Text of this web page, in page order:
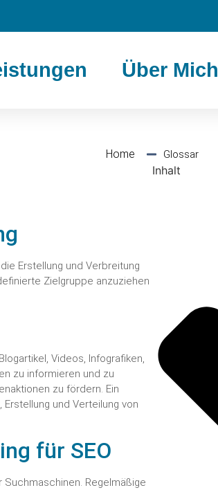
Über Mich
Home Glossar
Erstellung und Verbreitung
Zielgruppe anzuziehen
Videos, Infografiken,
zu informieren und zu
zu fördern. Ein
und Verteilung von
für SEO
Regelmäßige
Inhalt